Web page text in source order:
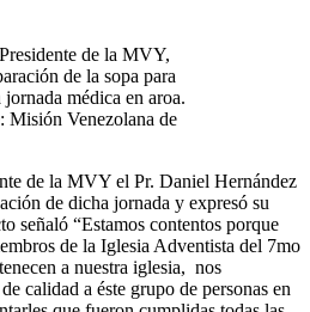
de la MVY,
de la sopa para
médica en aroa.
Misión Venezolana de
de la MVY el Pr. Daniel Hernández
de dicha jornada y expresó su
señaló “Estamos contentos porque
de la Iglesia Adventista del 7mo
a nuestra iglesia, nos
calidad a éste grupo de personas en